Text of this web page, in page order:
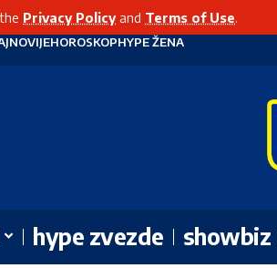
Privacy Policyand Terms of Use.
HOROSKOPHYPE ŽENA
hype zvezde showbiz